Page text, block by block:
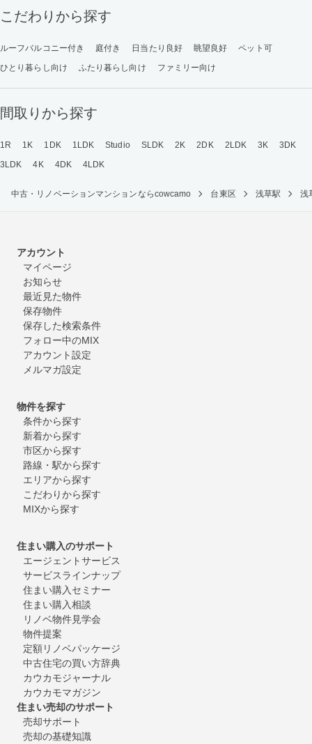
こだわりから探す
ルーフバルコニー付き 庭付き 日当たり良好 眺望良好
ペット可
ひとり暮らし向け
ふたり暮らし向け ファミリー向け
間取りから探す
1R 1K 1DK 1LDK Studio SLDK 2K 2DK 2LDK 3K
3DK
3LDK
4K 4DK 4LDK
中古・リノベーションマンションならcowcamo 台東区 浅草駅 浅
アカウント
マイページ
お知らせ
最近見た物件
保存物件
保存した検索条件
フォロー中のMIX
アカウント設定
メルマガ設定
物件を探す
条件から探す
新着から探す
市区から探す
路線・駅から探す
エリアから探す
こだわりから探す
MIXから探す
住まい購入のサポート
エージェントサービス
サービスラインナップ
住まい購入セミナー
住まい購入相談
リノベ物件見学会
物件提案
定額リノベパッケージ
中古住宅の買い方辞典
カウカモジャーナル
カウカモマガジン
住まい売却のサポート
売却サポート
売却の基礎知識